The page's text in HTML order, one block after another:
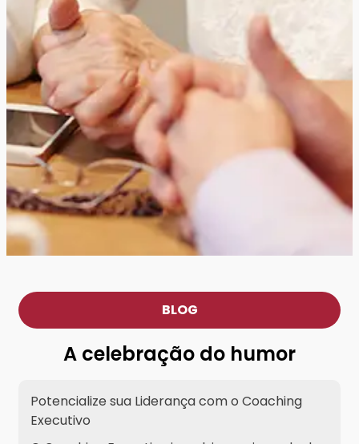
BLOG
A celebração do humor
Potencialize sua Liderança com o Coaching
Executivo